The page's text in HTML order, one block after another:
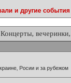
и другие события
Росии и за рубежом